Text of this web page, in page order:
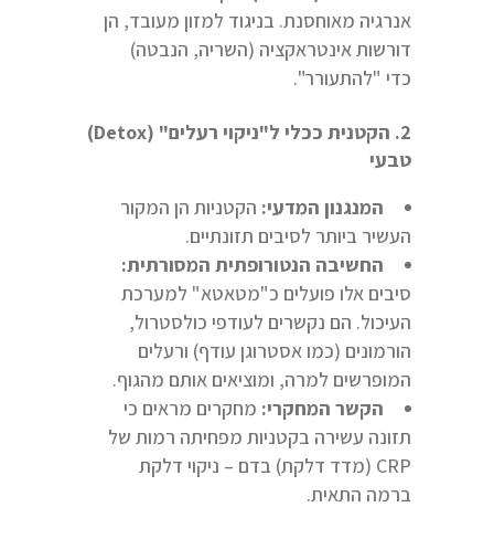
אנרגיה מאוחסנת. בניגוד למזון מעובד, הן
דורשות אינטראקציה (השריה, הנבטה)
כדי "להתעורר".
2. הקטנית ככלי ל"ניקוי רעלים" (Detox)
טבעי
המנגנון המדעי: הקטניות הן המקור
העשיר ביותר לסיבים תזונתיים.
החשיבה הנטורופתית המסורתית:
סיבים אלו פועלים כ"מטאטא" למערכת
העיכול. הם נקשרים לעודפי כולסטרול,
הורמונים (כמו אסטרוגן עודף) ורעלים
המופרשים למרה, ומוציאים אותם מהגוף.
הקשר המחקרי: מחקרים מראים כי
תזונה עשירה בקטניות מפחיתה רמות של
CRP (מדד דלקת) בדם – ניקוי דלקת
ברמה התאית.